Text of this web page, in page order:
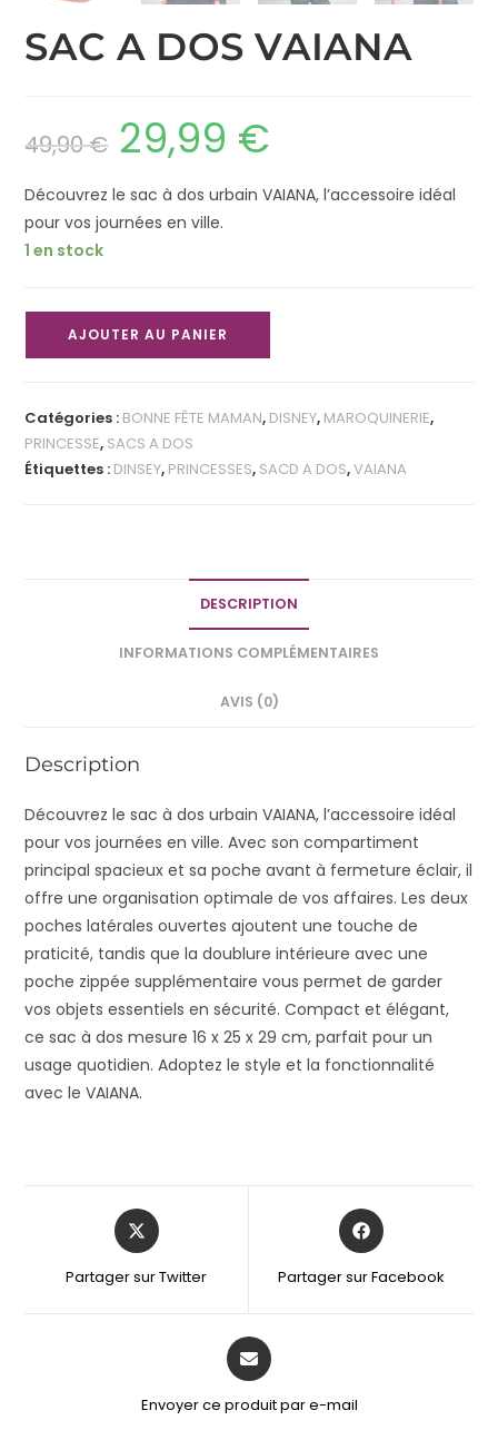
SAC A DOS VAIANA
49,90€ 29,99 €
Découvrez le sac à dos urbain VAIANA, l’accessoire idéal
pour vos journées en ville.
1 en stock
AJOUTER AU PANIER
Catégories : BONNE FÊTE MAMAN, DISNEY, MAROQUINERIE,
PRINCESSE, SACS A DOS
Étiquettes : DINSEY, PRINCESSES, SACD A DOS,VAIANA
DESCRIPTION
INFORMATIONS COMPLÉMENTAIRES
AVIS (0)
Description
Découvrez le sac à dos urbain VAIANA, l’accessoire idéal
pour vos journées en ville. Avec son compartiment
principal spacieux et sa poche avant à fermeture éclair, il
offre une organisation optimale de vos affaires. Les deux
poches latérales ouvertes ajoutent une touche de
praticité, tandis que la doublure intérieure avec une
poche zippée supplémentaire vous permet de garder
vos objets essentiels en sécurité. Compact et élégant,
ce sac à dos mesure 16 x 25 x 29 cm, parfait pour un
usage quotidien. Adoptez le style et la fonctionnalité
avec le VAIANA.
Partager sur Twitter Partager sur Facebook
Envoyer ce produit par e-mail